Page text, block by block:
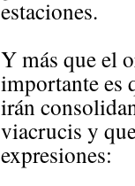
estaciones.
Y más que el
importante es
irán
viacrucis y
expresiones: